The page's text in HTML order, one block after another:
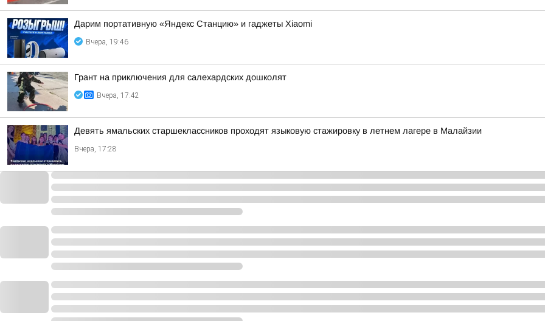
Дарим портативную «Яндекс Станцию» и гаджеты Xiaomi
Вчера, 19:46
Грант на приключения для салехардских дошколят
Вчера, 17:42
Девять ямальских старшеклассников проходят языковую стажировку в летнем лагере в Малайзии
Вчера, 17:28